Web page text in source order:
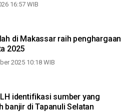
16:57 WIB
di Makassar raih penghargaan
2025
2025 10:18 WIB
identifikasi sumber yang
banjir di Tapanuli Selatan